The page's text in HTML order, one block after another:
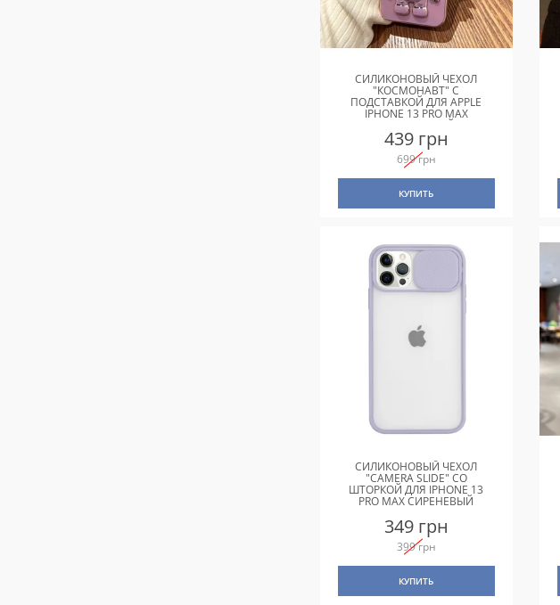
СИЛИКОНОВЫЙ ЧЕХОЛ
"КОСМОНАВТ" С
ПОДСТАВКОЙ ДЛЯ APPLE
IPHONE 13 PRO MAX
ФИОЛЕТОВЫЙ
439 грн
699 грн
КУПИТЬ
СИЛИКОНОВЫЙ ЧЕХОЛ
"CAMERA SLIDE" СО
ШТОРКОЙ ДЛЯ IPHONE 13
PRO MAX СИРЕНЕВЫЙ
349 грн
399 грн
КУПИТЬ